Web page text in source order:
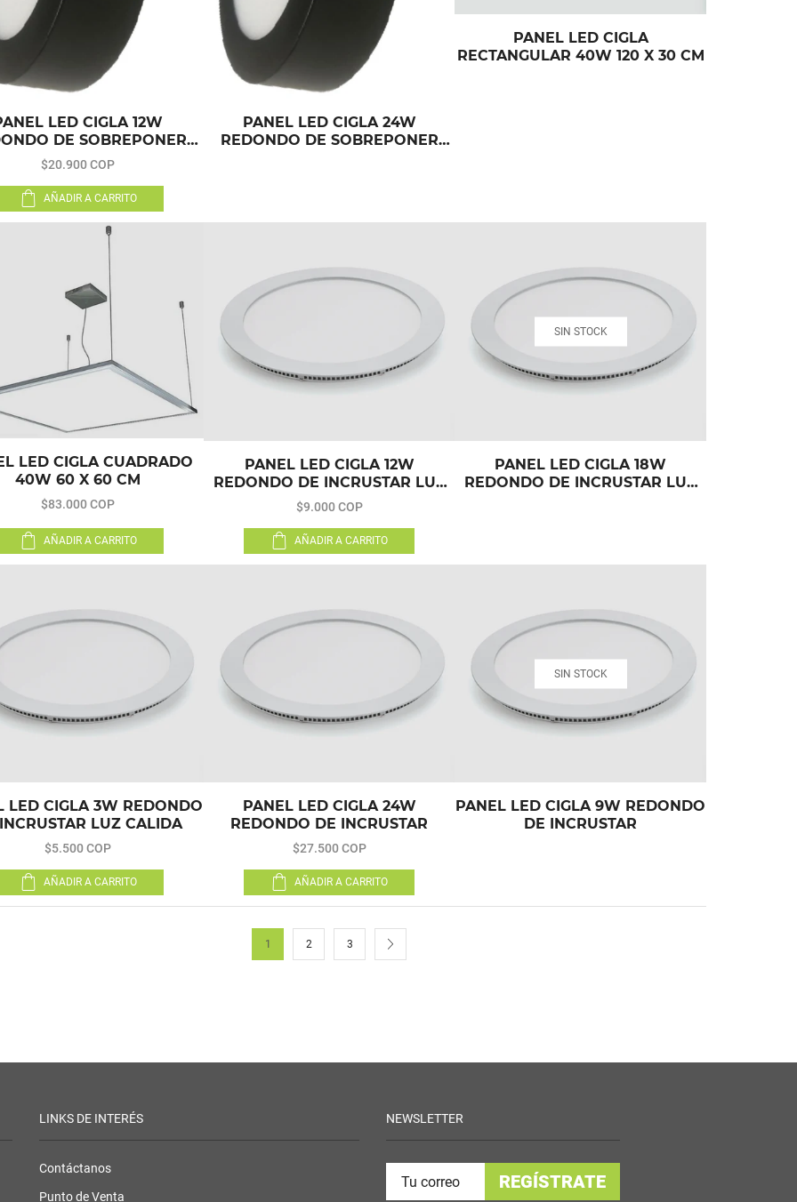
LED CIGLA 12W
DE SOBREPONER
NEGRO
$20.900 COP
AÑADIR A CARRITO
PANEL LED CIGLA 24W
REDONDO DE SOBREPONER
PANEL LED CIGLA
RECTANGULAR 40W 120 X 30 CM
LED CIGLA CUADRADO
40W 60 X 60 CM
$83.000 COP
AÑADIR A CARRITO
PANEL LED CIGLA 12W
REDONDO DE INCRUSTAR LUZ
CALIDA
$9.000 COP
AÑADIR A CARRITO
SIN STOCK
PANEL LED CIGLA 18W
REDONDO DE INCRUSTAR LUZ
LED CIGLA 3W REDONDO
LUZ CALIDA
$5.500 COP
AÑADIR A CARRITO
PANEL LED CIGLA 24W
REDONDO DE INCRUSTAR
$27.500 COP
AÑADIR A CARRITO
SIN STOCK
PANEL LED CIGLA 9W REDONDO
DE INCRUSTAR
1 2 3
LINKS DE INTERÉS
Contáctanos
Punto de Venta
NEWSLETTER
REGÍSTRATE